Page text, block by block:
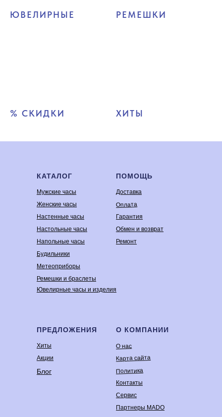
ЮВЕЛИРНЫЕ РЕМЕШКИ
% СКИДКИ ХИТЫ
КАТАЛОГ
Мужские часы
Женские часы
Настенные часы
Настольные часы
Напольные часы
Будильники
Метеоприборы
Ремешки и браслеты
Ювелирные часы и изделия
ПРЕДЛОЖЕНИЯ
Хиты
Акции
Блог
ПОМОЩЬ
Доставка
Оплата
Гарантия
Обмен и возврат
Ремонт
О КОМПАНИИ
О нас
Карта сайта
Политика
Контакты
Сервис
Партнеры MADO